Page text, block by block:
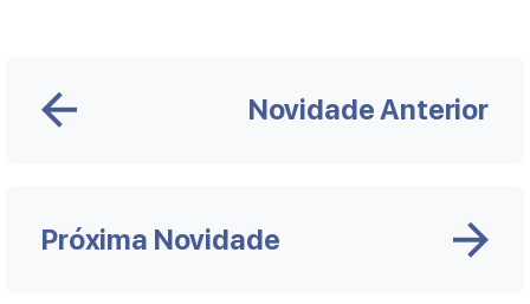
Novidade Anterior
Próxima Novidade